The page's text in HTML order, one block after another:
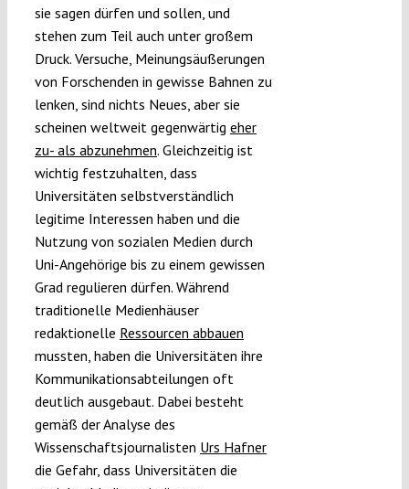
sie sagen dürfen und sollen, und
stehen zum Teil auch unter großem
Druck. Versuche, Meinungsäußerungen
von Forschenden in gewisse Bahnen zu
lenken, sind nichts Neues, aber sie
scheinen weltweit gegenwärtig eher
zu- als abzunehmen. Gleichzeitig ist
wichtig festzuhalten, dass
Universitäten selbstverständlich
legitime Interessen haben und die
Nutzung von sozialen Medien durch
Uni-Angehörige bis zu einem gewissen
Grad regulieren dürfen. Während
traditionelle Medienhäuser
redaktionelle Ressourcen abbauen
mussten, haben die Universitäten ihre
Kommunikationsabteilungen oft
deutlich ausgebaut. Dabei besteht
gemäß der Analyse des
Wissenschaftsjournalisten Urs Hafner
die Gefahr, dass Universitäten die